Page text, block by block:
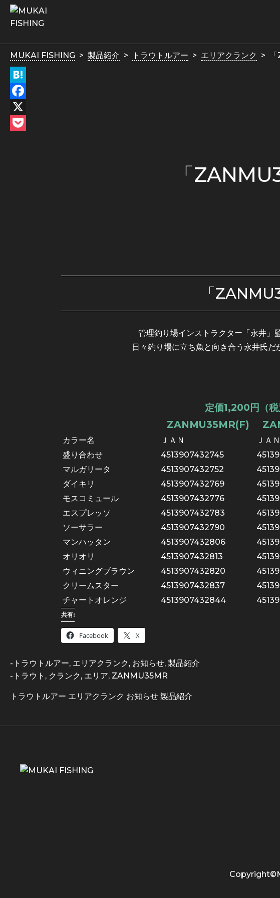
MUKAI FISHING 製品紹介 トラウトルアー エリアクランク
Hatena
Facebook
X
「
「
管理釣り場インストラクター「永井
日々釣り場に立ち魚と向き合う永井氏だ
定価1,200円（
ZANMU35MR(F)
カラー名 ＪＡＮ
ＪＡＮ
盛り合わせ
4513907432745
マルガリータ
4513907432752
ダイキリ
4513907432769
モスコミュール
4513907432776
エスプレッソ
4513907432783
ソーサラー
4513907432790
マンハッタン
4513907432806
オリオリ
4513907432813
ウィニングブラウン
4513907432820
クリームスター
4513907432837
チャートオレンジ
4513907432844
共有:
Facebook X
- トラウトルアー, エリアクランク , お知らせ, 製品紹介
- トラウト , クランク , エリア, ZANMU35MR
トラウトルアー エリアクランク お知らせ 製品紹介